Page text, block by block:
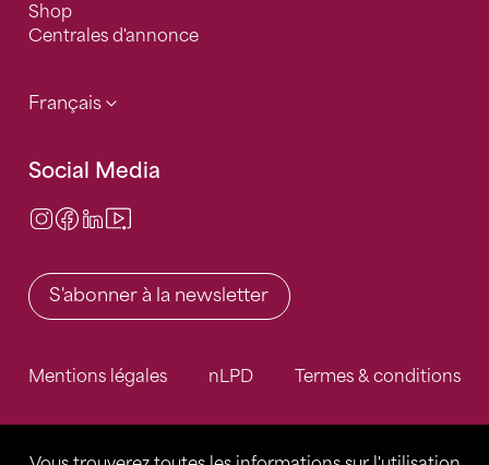
Shop
Centrales d'annonce
Français
Social Media
Instagram
Facebook
LinkedIn
S'abonner à la newsletter
Mentions légales nLPD Termes & conditions